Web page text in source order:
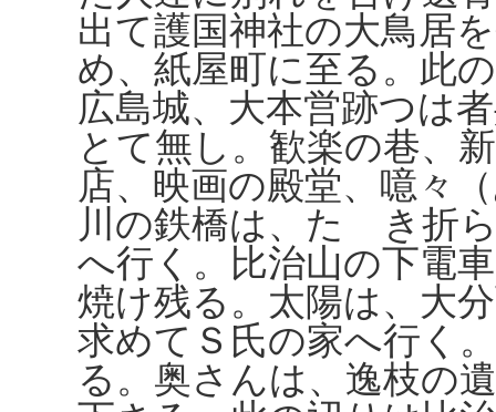
出て護国神社の大鳥居
め、紙屋町に至る。此
広島城、大本営跡つは
とて無し。歓楽の巷、
店、映画の殿堂、噫々
川の鉄橋は、たゝき折
へ行く。比治山の下電
焼け残る。太陽は、大
求めてＳ氏の家へ行く
る。奥さんは、逸枝の